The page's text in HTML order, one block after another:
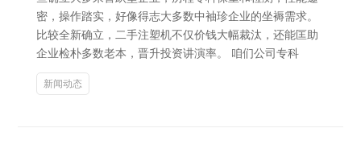
密，操作踏实，好像得志大多数中袖珍企业的坐褥需求。
比较全新确立，二手注塑机不仅价钱大幅裁汰，还能匡助
企业检朴多数老本，晋升投资讲演率。 咱们公司专科
新闻动态